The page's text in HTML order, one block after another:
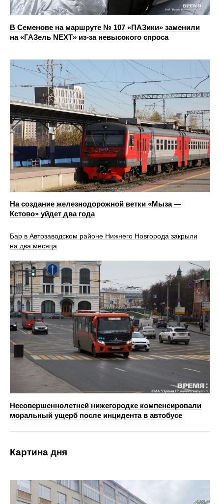
В Семенове на маршруте № 107 «ПАЗики» заменили
на «ГАЗель NEXT» из‑за невысокого спроса
На создание железнодорожной ветки «Мыза —
Кстово» уйдет два года
Бар в Автозаводском районе Нижнего Новгорода закрыли
на два месяца
Несовершеннолетней нижегородке компенсировали
моральный ущерб после инцидента в автобусе
Картина дня